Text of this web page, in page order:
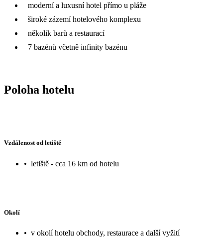
moderní a luxusní hotel přímo u pláže
široké zázemí hotelového komplexu
několik barů a restaurací
7 bazénů včetně infinity bazénu
Poloha hotelu
Vzdálenost od letiště
• letiště - cca 16 km od hotelu
Okolí
• v okolí hotelu obchody, restaurace a další vyžití